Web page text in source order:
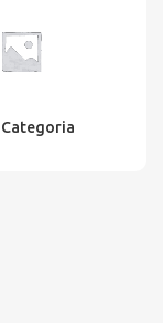
Categoria